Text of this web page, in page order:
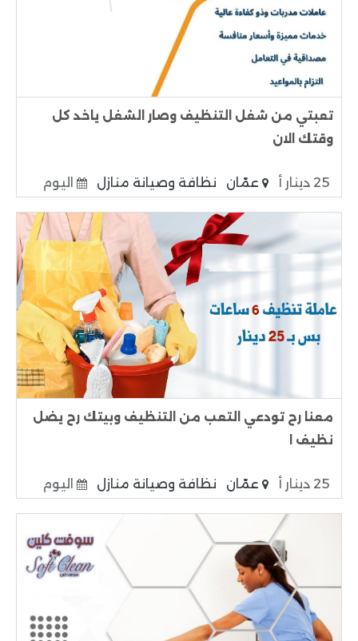
تعبتي من شغل التنظيف وصار الشغل ياخد كل
وقتك الان
25 دينار أ عمّان نظافة وصيانة منازل اليوم
معنا رح تودعي التعب من التنظيف وبيتك رح يضل
نظيف ا
25 دينار أ عمّان نظافة وصيانة منازل اليوم